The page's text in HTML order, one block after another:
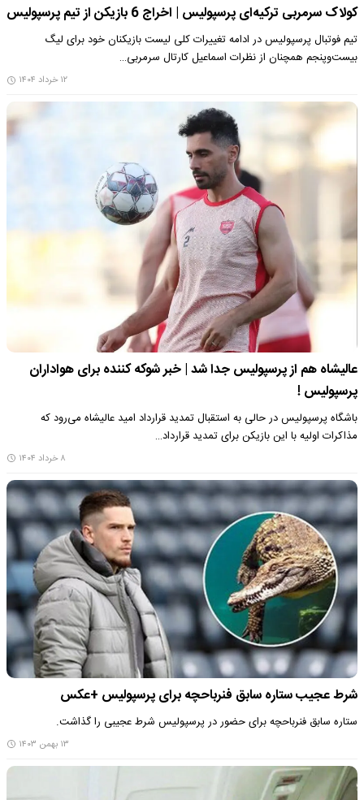
کولاک سرمربی ترکیه‌ای پرسپولیس | اخراج 6 بازیکن از تیم پرسپولیس
تیم فوتبال پرسپولیس در ادامه تغییرات کلی لیست بازیکنان خود برای لیگ
بیست‌وپنجم همچنان از نظرات اسماعیل کارتال سرمربی…
۱۲ خرداد ۱۴۰۴
عالیشاه هم از پرسپولیس جدا شد | خبر شوکه کننده برای هواداران
پرسپولیس !
باشگاه پرسپولیس در حالی به استقبال تمدید قرارداد امید عالیشاه می‌رود که
مذاکرات اولیه با این بازیکن برای تمدید قرارداد…
۸ خرداد ۱۴۰۴
شرط عجیب ستاره سابق فنرباحچه برای پرسپولیس +عکس
ستاره سابق فنرباحچه برای حضور در پرسپولیس شرط عجیبی را گذاشت.
۱۳ بهمن ۱۴۰۳